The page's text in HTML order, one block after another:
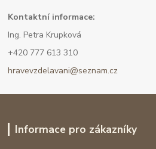
Kontaktní informace:
Ing. Petra Krupková
+420 777 613 310
hravevzdelavani@seznam.cz
Informace pro zákazníky